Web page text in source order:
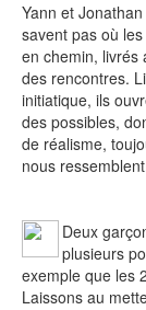
Yann et
savent pas où
en chemin, livrés
des rencontres.
initiatique, ils
des possibles,
de réalisme,
nous
Deux
plusieurs
exemple que les
Laissons au